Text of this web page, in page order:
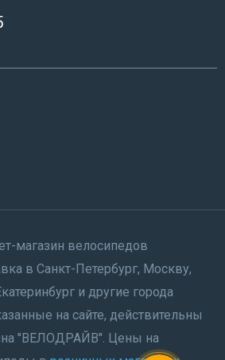
магазин велосипедов
в Санкт-Петербург, Москву,
и другие города
на сайте, действительны
"ВЕЛОДРАЙВ". Цены на